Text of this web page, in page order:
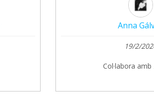
Anna
19/2/
Col·labora amb